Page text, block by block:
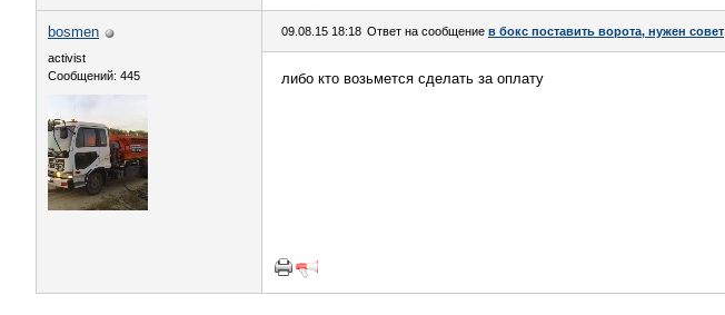
bosmen
activist
Сообщений: 445
09.08.15 18:18 Ответ на сообщение в бокс поставить ворота, нужен совет
либо кто возьмется сделать за оплату